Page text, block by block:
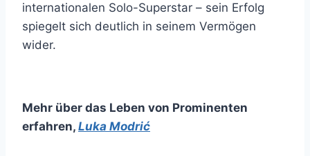
internationalen Solo-Superstar – sein Erfolg
spiegelt sich deutlich in seinem Vermögen
wider.
Mehr über das Leben von Prominenten
erfahren, Luka Modrić